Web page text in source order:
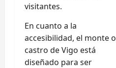
visitantes.
En cuanto a la
accesibilidad, el monte o
castro de Vigo está
diseñado para ser